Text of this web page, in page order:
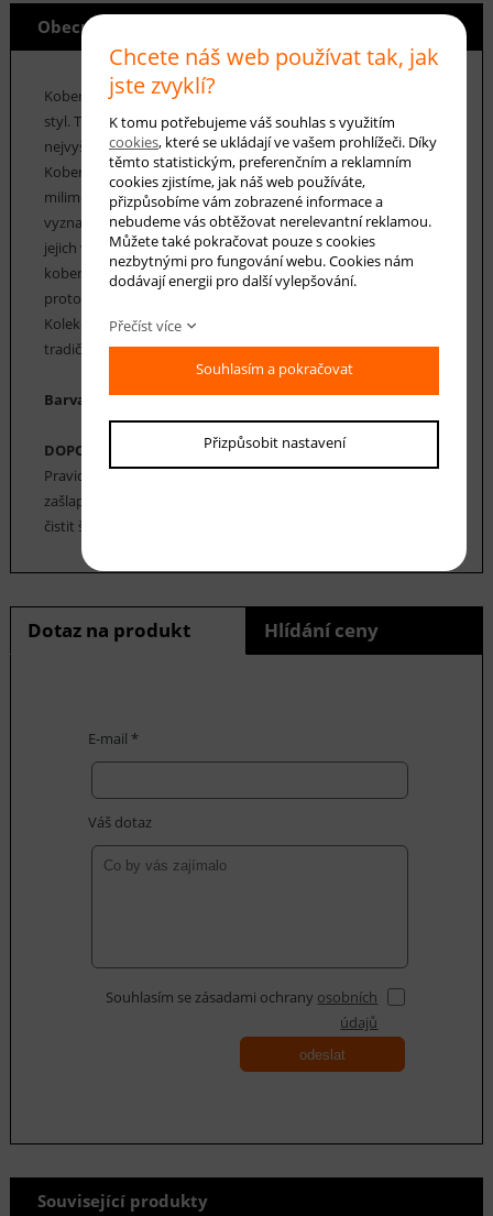
Obecné info
Koberce Rega jsou skvělou volbou pro ty, kteří milují moderní
styl. Tyto koberce jsou vyrobeny z polypropylenové příze
nejvyšší kvality v kombinaci s vlákny polyesterovými.
Koberce z kolekce Rega mají hustý a měkký vlas s výškou 12
milimetrů. Jejich hmotnost je 1600 gr/m2. Koberce Rega se
vyznačují především velmi vysokou odolností proti otěru,
jejich vlákna jsou elastická a také odolná proti deformaci. Tyto
koberce Rega mají vysoký koeficient tepelné vodivosti, a
proto je lze použít v místnostech s podlahovým vytápěním.
Kolekce koberců Rega má širokou škálu moderních a
tradičních vzorů v různých velikostech.
Barva koberce: bílá, šedá
DOPORUČENÁ ÚDRŽBA:
Pravidelné vysávání nečistot z koberce, aby se zabránilo jejich
zašlapání do koberce. Cca jednou za 12-18 měsíců je možné
čistit šamponováním.
Dotaz na produkt Hlídání ceny
E-mail *
Váš dotaz
Souhlasím se zásadami ochrany osobních
údajů
odeslat
Související produkty
Chcete náš web používat tak, jak
jste zvyklí?
K tomu potřebujeme váš souhlas s využitím
cookies, které se ukládají ve vašem prohlížeči. Díky
těmto statistickým, preferenčním a reklamním
cookies zjistíme, jak náš web používáte,
přizpůsobíme vám zobrazené informace a
nebudeme vás obtěžovat nerelevantní reklamou.
Můžete také pokračovat pouze s cookies
nezbytnými pro fungování webu. Cookies nám
dodávají energii pro další vylepšování.
Přečíst více
Souhlasím a pokračovat
Přizpůsobit nastavení